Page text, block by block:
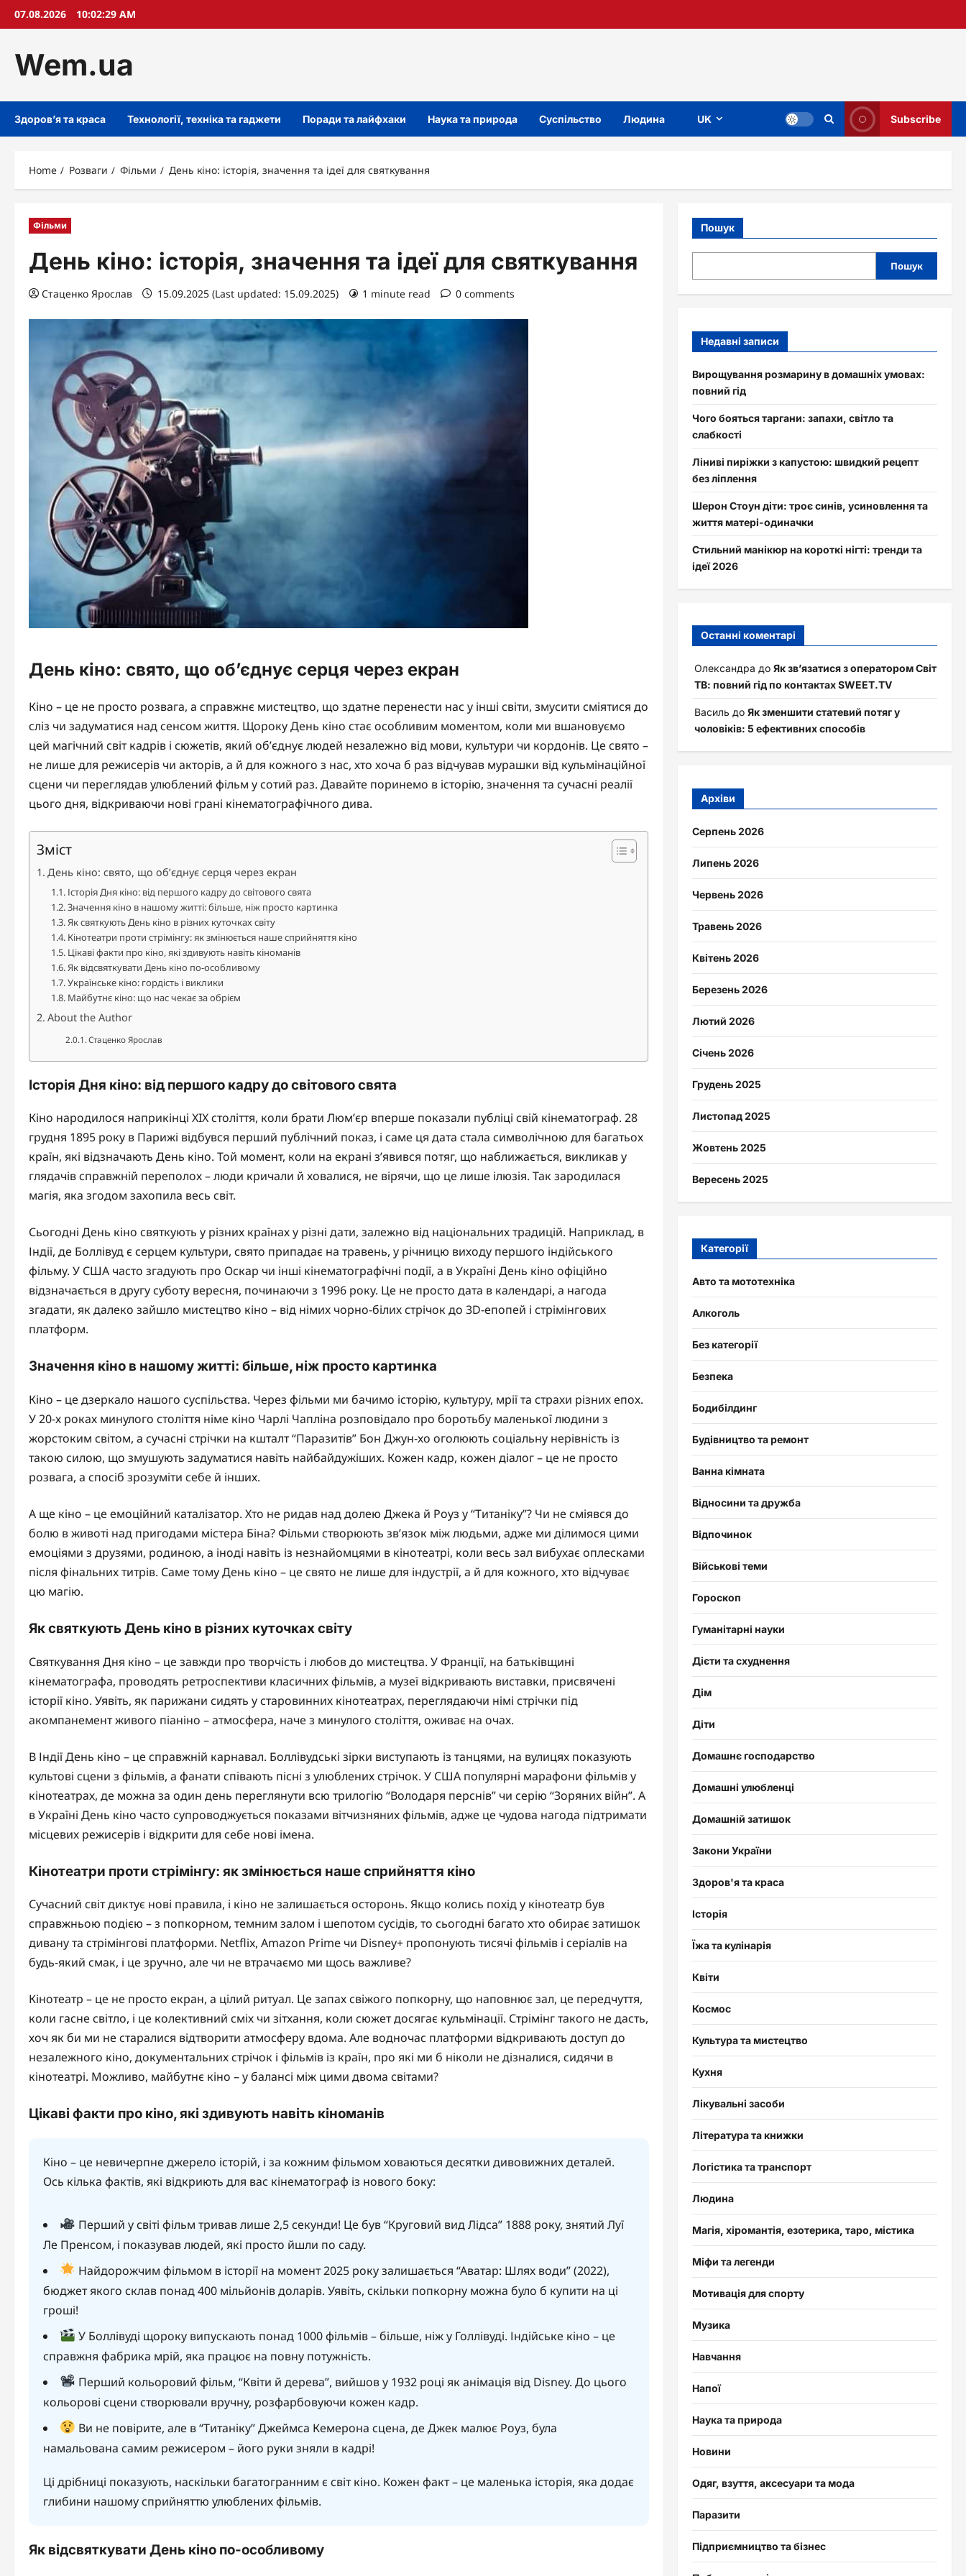
Skip07.08.2026 10:02:29 AM
Wem.ua
Здоров’я та краса Технології, техніка та гаджети Поради та лайфхаки Наука та природа Суспільство Людина UK Subscribe
Home Розваги Фільми День кіно: історія, значення та ідеї для святкування
Фільми
День кіно: історія, значення та ідеї для святкування
Стаценко Ярослав 15.09.2025 (Last updated: 15.09.2025) 1 minute read 0 comments
День кіно: свято, що об’єднує серця через екран
Кіно – це не просто розвага, а справжнє мистецтво, що здатне перенести нас у інші світи, змусити сміятися до
сліз чи задуматися над сенсом життя. Щороку День кіно стає особливим моментом, коли ми вшановуємо
цей магічний світ кадрів і сюжетів, який об’єднує людей незалежно від мови, культури чи кордонів. Це свято –
не лише для режисерів чи акторів, а й для кожного з нас, хто хоча б раз відчував мурашки від кульмінаційної
сцени чи переглядав улюблений фільм у сотий раз. Давайте поринемо в історію, значення та сучасні реалії
цього дня, відкриваючи нові грані кінематографічного дива.
Зміст
День кіно: свято, що об’єднує серця через екран
Історія Дня кіно: від першого кадру до світового свята
Значення кіно в нашому житті: більше, ніж просто картинка
Як святкують День кіно в різних куточках світу
Кінотеатри проти стрімінгу: як змінюється наше сприйняття кіно
Цікаві факти про кіно, які здивують навіть кіноманів
Як відсвяткувати День кіно по-особливому
Українське кіно: гордість і виклики
Майбутнє кіно: що нас чекає за обрієм
About the Author
Стаценко Ярослав
Історія Дня кіно: від першого кадру до світового свята
Кіно народилося наприкінці XIX століття, коли брати Люм’єр вперше показали публіці свій кінематограф. 28
грудня 1895 року в Парижі відбувся перший публічний показ, і саме ця дата стала символічною для багатьох
країн, які відзначають День кіно. Той момент, коли на екрані з’явився потяг, що наближається, викликав у
глядачів справжній переполох – люди кричали й ховалися, не вірячи, що це лише ілюзія. Так зародилася
магія, яка згодом захопила весь світ.
Сьогодні День кіно святкують у різних країнах у різні дати, залежно від національних традицій. Наприклад, в
Індії, де Боллівуд є серцем культури, свято припадає на травень, у річницю виходу першого індійського
фільму. У США часто згадують про Оскар чи інші кінематографічні події, а в Україні День кіно офіційно
відзначається в другу суботу вересня, починаючи з 1996 року. Це не просто дата в календарі, а нагода
згадати, як далеко зайшло мистецтво кіно – від німих чорно-білих стрічок до 3D-епопей і стрімінгових
платформ.
Значення кіно в нашому житті: більше, ніж просто картинка
Кіно – це дзеркало нашого суспільства. Через фільми ми бачимо історію, культуру, мрії та страхи різних епох.
У 20-х роках минулого століття німе кіно Чарлі Чапліна розповідало про боротьбу маленької людини з
жорстоким світом, а сучасні стрічки на кшталт “Паразитів” Бон Джун-хо оголюють соціальну нерівність із
такою силою, що змушують задуматися навіть найбайдужіших. Кожен кадр, кожен діалог – це не просто
розвага, а спосіб зрозуміти себе й інших.
А ще кіно – це емоційний каталізатор. Хто не ридав над долею Джека й Роуз у “Титаніку”? Чи не сміявся до
болю в животі над пригодами містера Біна? Фільми створюють зв’язок між людьми, адже ми ділимося цими
емоціями з друзями, родиною, а іноді навіть із незнайомцями в кінотеатрі, коли весь зал вибухає оплесками
після фінальних титрів. Саме тому День кіно – це свято не лише для індустрії, а й для кожного, хто відчуває
цю магію.
Як святкують День кіно в різних куточках світу
Святкування Дня кіно – це завжди про творчість і любов до мистецтва. У Франції, на батьківщині
кінематографа, проводять ретроспективи класичних фільмів, а музеї відкривають виставки, присвячені
історії кіно. Уявіть, як парижани сидять у старовинних кінотеатрах, переглядаючи німі стрічки під
акомпанемент живого піаніно – атмосфера, наче з минулого століття, оживає на очах.
В Індії День кіно – це справжній карнавал. Боллівудські зірки виступають із танцями, на вулицях показують
культові сцени з фільмів, а фанати співають пісні з улюблених стрічок. У США популярні марафони фільмів у
кінотеатрах, де можна за один день переглянути всю трилогію “Володаря перснів” чи серію “Зоряних війн”. А
в Україні День кіно часто супроводжується показами вітчизняних фільмів, адже це чудова нагода підтримати
місцевих режисерів і відкрити для себе нові імена.
Кінотеатри проти стрімінгу: як змінюється наше сприйняття кіно
Сучасний світ диктує нові правила, і кіно не залишається осторонь. Якщо колись похід у кінотеатр був
справжньою подією – з попкорном, темним залом і шепотом сусідів, то сьогодні багато хто обирає затишок
дивану та стрімінгові платформи. Netflix, Amazon Prime чи Disney+ пропонують тисячі фільмів і серіалів на
будь-який смак, і це зручно, але чи не втрачаємо ми щось важливе?
Кінотеатр – це не просто екран, а цілий ритуал. Це запах свіжого попкорну, що наповнює зал, це передчуття,
коли гасне світло, і це колективний сміх чи зітхання, коли сюжет досягає кульмінації. Стрімінг такого не дасть,
хоч як би ми не старалися відтворити атмосферу вдома. Але водночас платформи відкривають доступ до
незалежного кіно, документальних стрічок і фільмів із країн, про які ми б ніколи не дізналися, сидячи в
кінотеатрі. Можливо, майбутнє кіно – у балансі між цими двома світами?
Цікаві факти про кіно, які здивують навіть кіноманів
Кіно – це невичерпне джерело історій, і за кожним фільмом ховаються десятки дивовижних деталей.
Ось кілька фактів, які відкриють для вас кінематограф із нового боку:
Перший у світі фільм тривав лише 2,5 секунди! Це був “Круговий вид Лідса” 1888 року, знятий Луї
Ле Пренсом, і показував людей, які просто йшли по саду.
Найдорожчим фільмом в історії на момент 2025 року залишається “Аватар: Шлях води” (2022),
бюджет якого склав понад 400 мільйонів доларів. Уявіть, скільки попкорну можна було б купити на ці
гроші!
У Боллівуді щороку випускають понад 1000 фільмів – більше, ніж у Голлівуді. Індійське кіно – це
справжня фабрика мрій, яка працює на повну потужність.
Перший кольоровий фільм, “Квіти й дерева”, вийшов у 1932 році як анімація від Disney. До цього
кольорові сцени створювали вручну, розфарбовуючи кожен кадр.
Ви не повірите, але в “Титаніку” Джеймса Кемерона сцена, де Джек малює Роуз, була
намальована самим режисером – його руки зняли в кадрі!
Ці дрібниці показують, наскільки багатогранним є світ кіно. Кожен факт – це маленька історія, яка додає
глибини нашому сприйняттю улюблених фільмів.
Як відсвяткувати День кіно по-особливому
Пошук
Пошук
Недавні записи
Вирощування розмарину в домашніх умовах:
повний гід
Чого бояться таргани: запахи, світло та
слабкості
Ліниві пиріжки з капустою: швидкий рецепт
без ліплення
Шерон Стоун діти: троє синів, усиновлення та
життя матері-одиначки
Стильний манікюр на короткі нігті: тренди та
ідеї 2026
Останні коментарі
Олександра до Як зв’язатися з оператором Світ
ТВ: повний гід по контактах SWEET.TV
Василь до Як зменшити статевий потяг у
чоловіків: 5 ефективних способів
Архіви
Серпень 2026
Липень 2026
Червень 2026
Травень 2026
Квітень 2026
Березень 2026
Лютий 2026
Січень 2026
Грудень 2025
Листопад 2025
Жовтень 2025
Вересень 2025
Категорії
Авто та мототехніка
Алкоголь
Без категорії
Безпека
Бодибілдинг
Будівництво та ремонт
Ванна кімната
Відносини та дружба
Відпочинок
Військові теми
Гороскоп
Гуманітарні науки
Дієти та схуднення
Дім
Діти
Домашнє господарство
Домашні улюбленці
Домашній затишок
Закони України
Здоров'я та краса
Історія
Їжа та кулінарія
Квіти
Космос
Культура та мистецтво
Кухня
Лікувальні засоби
Література та книжки
Логістика та транспорт
Людина
Магія, хіромантія, езотерика, таро, містика
Міфи та легенди
Мотивація для спорту
Музика
Навчання
Напої
Наука та природа
Новини
Одяг, взуття, аксесуари та мода
Паразити
Підприємництво та бізнес